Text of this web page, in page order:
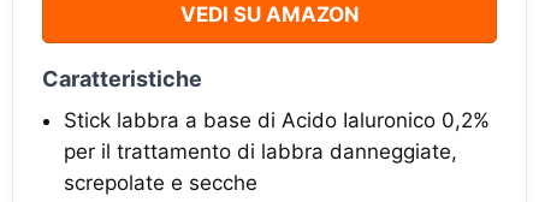
VEDI SU AMAZON
Caratteristiche
Stick labbra a base di Acido Ialuronico 0,2%
per il trattamento di labbra danneggiate,
screpolate e secche